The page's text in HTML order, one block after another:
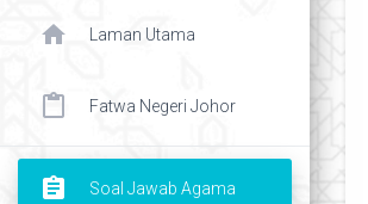
home Laman Utama
content_paste Fatwa Negeri Johor
assignment Soal Jawab Agama